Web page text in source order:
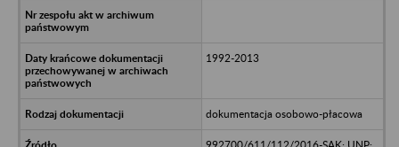
1992-2013
dokumentacja osobowo-płacowa